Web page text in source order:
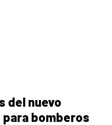
del nuevo
bomberos